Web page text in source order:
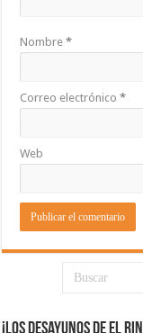
Nombre*
Correo electrónico*
Web